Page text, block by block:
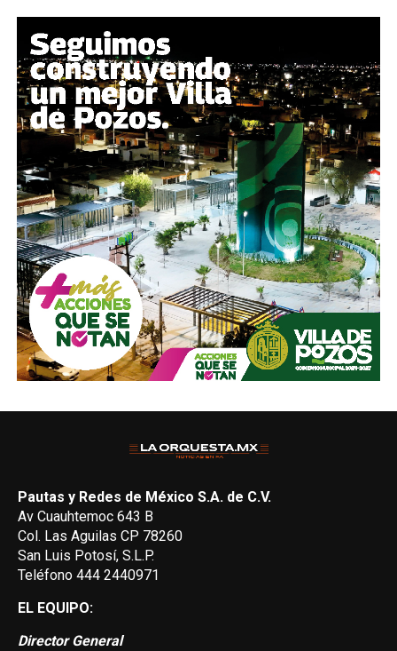
Pautas y Redes de México S.A. de C.V.
Av Cuauhtemoc 643 B
Col. Las Aguilas CP 78260
San Luis Potosí, S.L.P.
Teléfono 444 2440971
EL EQUIPO:
Director General